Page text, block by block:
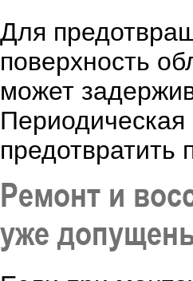
Для
поверхность
может
предотвратить
Ремонт и
уже